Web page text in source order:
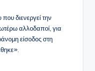
διενεργεί την
αλλοδαποί, για
είσοδος στη